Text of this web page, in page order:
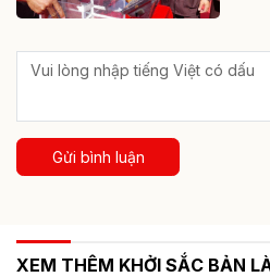
Gửi bình luận
XEM THÊM KHỞI SẮC BẢN